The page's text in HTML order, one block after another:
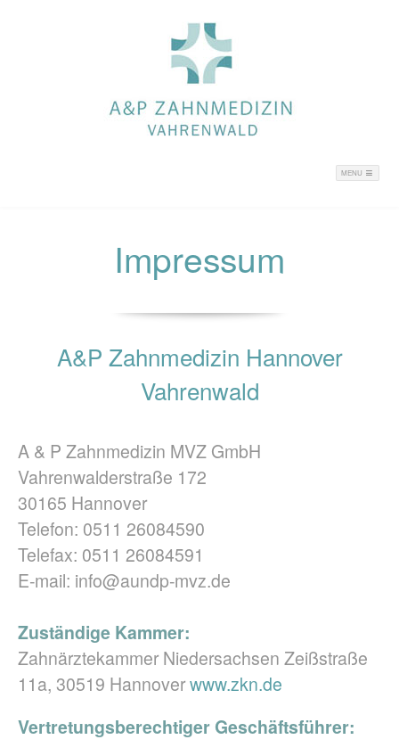
MENU
Impressum
A&P Zahnmedizin Hannover
Vahrenwald
A & P Zahnmedizin MVZ GmbH
Vahrenwalderstraße 172
30165 Hannover
Telefon: 0511 26084590
Telefax: 0511 26084591
E-mail: info@aundp-mvz.de
Zuständige Kammer:
Zahnärztekammer Niedersachsen Zeißstraße
11a, 30519 Hannoverwww.zkn.de
Vertretungsberechtiger Geschäftsführer: